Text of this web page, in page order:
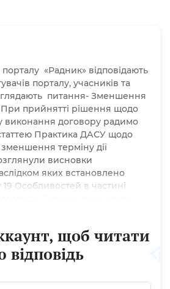
«Радник» відповідають
порталу, учасників та
питання- Зменшення
При прийнятті рішення щодо
виконання договору радимо
Практика ДАСУ щодо
терміну дії
висновки
яких встановлено
Особливостей в частині
таким чином...щоб читати
відповідь